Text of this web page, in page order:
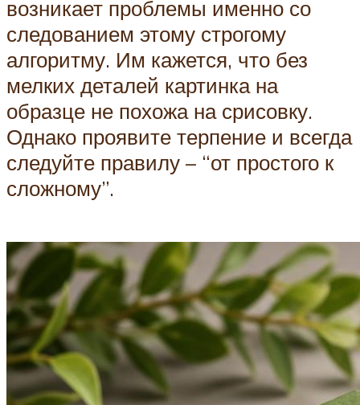
возникает проблемы именно со
следованием этому строгому
алгоритму. Им кажется, что без
мелких деталей картинка на
образце не похожа на срисовку.
Однако проявите терпение и всегда
следуйте правилу – “от простого к
сложному”.